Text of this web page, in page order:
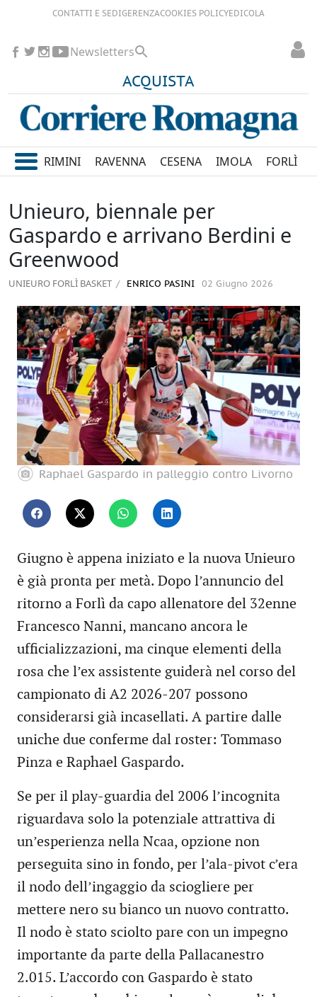
CONTATTI E SEDIGERENZACOOKIES POLICYEDICOLA
ACQUISTA
Newsletters
RIMINI RAVENNA CESENA IMOLA FORLÌ
Unieuro, biennale per
Gaspardo e arrivano Berdini e
Greenwood
UNIEURO FORLÌ BASKET ENRICO PASINI 02 Giugno 2026
Raphael Gaspardo in palleggio contro Livorno
Giugno è appena iniziato e la nuova Unieuro
è già pronta per metà. Dopo l’annuncio del
ritorno a Forlì da capo allenatore del 32enne
Francesco Nanni, mancano ancora le
ufficializzazioni, ma cinque elementi della
rosa che l’ex assistente guiderà nel corso del
campionato di A2 2026-207 possono
considerarsi già incasellati. A partire dalle
uniche due conferme dal roster: Tommaso
Pinza e Raphael Gaspardo.
Se per il play-guardia del 2006 l’incognita
riguardava solo la potenziale attrattiva di
un’esperienza nella Ncaa, opzione non
perseguita sino in fondo, per l’ala-pivot c’era
il nodo dell’ingaggio da sciogliere per
mettere nero su bianco un nuovo contratto.
Il nodo è stato sciolto pare con un impegno
importante da parte della Pallacanestro
2.015. L’accordo con Gaspardo è stato